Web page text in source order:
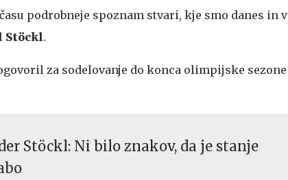
podrobneje spoznam stvari, kje smo danes in v
Stöckl.
za sodelovanje do konca olimpijske sezone
Stöckl: Ni bilo znakov, da je stanje